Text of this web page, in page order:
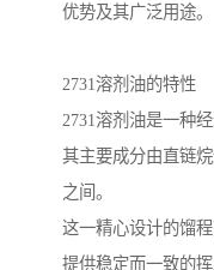
优势及其广泛用途。
2731溶剂油的特性
2731溶剂油是一种
其主要成分由直链
之间。
这一精心设计的馏
提供稳定而一致的